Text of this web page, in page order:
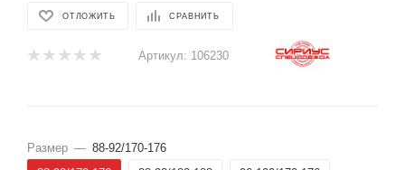
ОТЛОЖИТЬ СРАВНИТЬ
Артикул: 106230
Размер — 88-92/170-176